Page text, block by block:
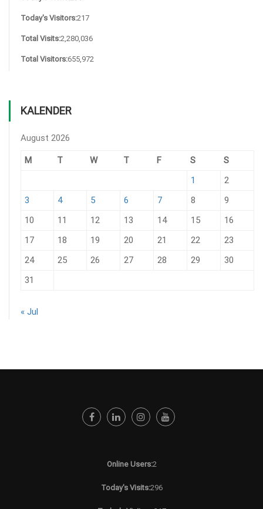
Today's Visitors:217
Total Visits:2,280,036
Total Visitors:655,972
KALENDER
August 2026
M T W T F S
S
1
2
3
4 5 6 7 8
9
10
11 12 13 14 15
16
17
18 19 20 21 22
23
24
25 26 27 28 29
30
31
« Jul
Online Users:2
Today's Visits:296